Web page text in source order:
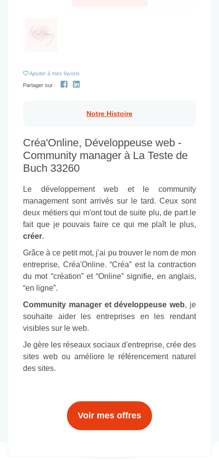
Ajouter à mes favoris
Partager sur
Notre Histoire
Créa'Online, Développeuse web -
Community manager à La Teste de
Buch 33260
Le développement web et le community
management sont arrivés sur le tard. Ceux sont
deux métiers qui m'ont tout de suite plu, de part le
fait que je pouvais faire ce qui me plaît le plus,
créer.
Grâce à ce petit mot, j'ai pu trouver le nom de mon
entreprise, Créa'Online. “Créa” est la contraction
du mot “création” et “Online” signifie, en anglais,
“en ligne”.
Community manager et développeuse web, je
souhaite aider les entreprises en les rendant
visibles sur le web.
Je gère les réseaux sociaux d'entreprise, crée des
sites web ou améliore le référencement naturel
des sites.
Voir mes offres